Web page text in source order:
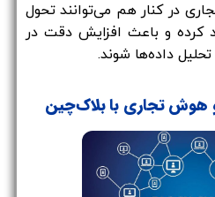
در کنار هم می‌توانند تحول
کرده و باعث افزایش دقت در
داده‌ها شوند.
تجاری با بلاک‌چین